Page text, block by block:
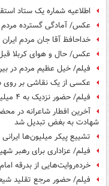
اطلاعیه شماره یک ستاد
عکس/ آمادگی گسترده مردم
خداحافظ آقا جان مردم ایران
عکس/ حال و هوای کربلا
فیلم/ خیل عظیم مردم در
عکسی از یک نقاشی بر روی
فیلم/ حضور نزدیک به ۴ میلیون زائر در کربلا برای تشییع رهبر شهید
آخرین افطار شاعرانه در
شهادت به بغض تبدیل شد
تشییع پیکر میلیون‌ها ایرانی
فیلم/ عزاداری برای رهبر
خرده‌روایت‌هایی از بدرقه
فیلم/ حضور مرجع تقلید